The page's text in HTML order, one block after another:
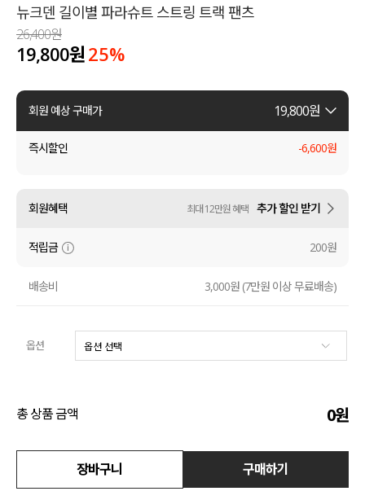
티셔츠
팬츠
셔츠
원피스
수영복
아우터
코디템
언더웨어
뉴크덴 길이별 파라슈트 스트링 트랙 팬츠
26,400원
19,800원25%
회원 예상 구매가 19,800원
즉시할인 -6,600원
회원혜택 최대 12만원 혜택 추가 할인 받기
적립금 200원
배송비 3,000원 (7만원 이상 무료배송)
옵션
총 상품 금액 0원
장바구니 구매하기